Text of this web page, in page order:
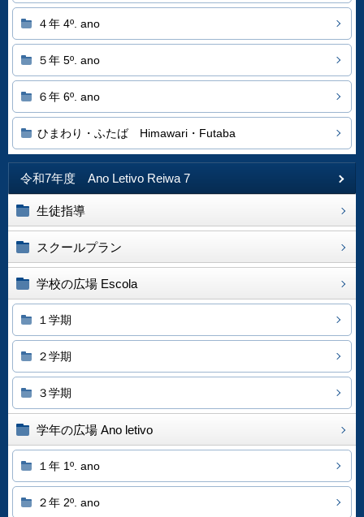
４年 4º. ano
５年 5º. ano
６年 6º. ano
ひまわり・ふたば Himawari・Futaba
令和7年度 Ano Letivo Reiwa 7
生徒指導
スクールプラン
学校の広場 Escola
１学期
２学期
３学期
学年の広場 Ano letivo
１年 1º. ano
２年 2º. ano